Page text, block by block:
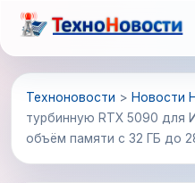
Перейти
содержимому
Техноновости > Новости
турбинную RTX 5090 для
объём памяти с 32 ГБ до